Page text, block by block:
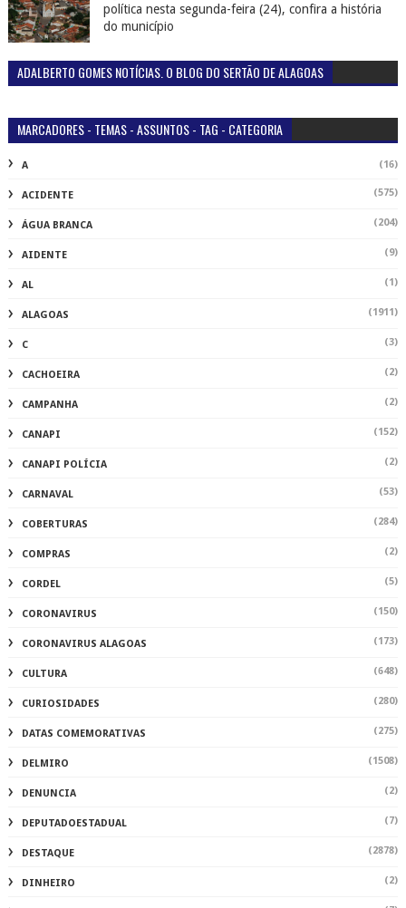
política nesta segunda-feira (24), confira a história
do município
ADALBERTO GOMES NOTÍCIAS. O BLOG DO SERTÃO DE ALAGOAS
MARCADORES - TEMAS - ASSUNTOS - TAG - CATEGORIA
A (16)
ACIDENTE (575)
ÁGUA BRANCA (204)
AIDENTE (9)
AL (1)
ALAGOAS (1911)
C (3)
CACHOEIRA (2)
CAMPANHA (2)
CANAPI (152)
CANAPI POLÍCIA (2)
CARNAVAL (53)
COBERTURAS (284)
COMPRAS (2)
CORDEL (5)
CORONAVIRUS (150)
CORONAVIRUS ALAGOAS (173)
CULTURA (648)
CURIOSIDADES (280)
DATAS COMEMORATIVAS (275)
DELMIRO (1508)
DENUNCIA (2)
DEPUTADOESTADUAL (7)
DESTAQUE (2878)
DINHEIRO (2)